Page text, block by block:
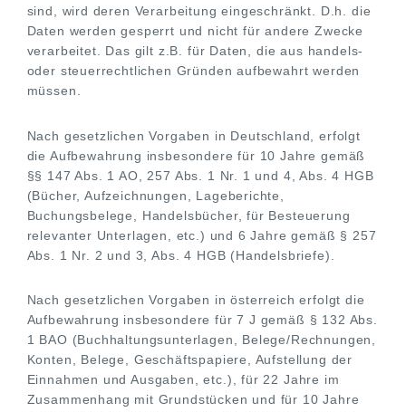
sind, wird deren Verarbeitung eingeschränkt. D.h. die
Daten werden gesperrt und nicht für andere Zwecke
verarbeitet. Das gilt z.B. für Daten, die aus handels-
oder steuerrechtlichen Gründen aufbewahrt werden
müssen.
Nach gesetzlichen Vorgaben in Deutschland, erfolgt
die Aufbewahrung insbesondere für 10 Jahre gemäß
§§ 147 Abs. 1 AO, 257 Abs. 1 Nr. 1 und 4, Abs. 4 HGB
(Bücher, Aufzeichnungen, Lageberichte,
Buchungsbelege, Handelsbücher, für Besteuerung
relevanter Unterlagen, etc.) und 6 Jahre gemäß § 257
Abs. 1 Nr. 2 und 3, Abs. 4 HGB (Handelsbriefe).
Nach gesetzlichen Vorgaben in österreich erfolgt die
Aufbewahrung insbesondere für 7 J gemäß § 132 Abs.
1 BAO (Buchhaltungsunterlagen, Belege/Rechnungen,
Konten, Belege, Geschäftspapiere, Aufstellung der
Einnahmen und Ausgaben, etc.), für 22 Jahre im
Zusammenhang mit Grundstücken und für 10 Jahre